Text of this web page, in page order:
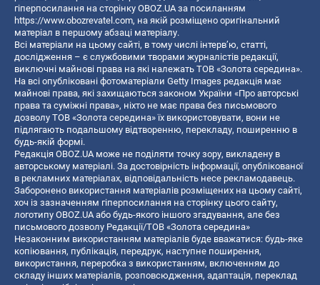
гіперпосилання на сторінку OBOZ.UA за посиланням
https://www.obozrevatel.com, на якій розміщено оригінальний
матеріал в першому абзаці матеріалу.
Всі матеріали на цьому сайті, в тому числі інтерв’ю, статті,
дослідження – є службовими творами журналістів редакції,
виключні майнові права на які належать ТОВ «Золота середина».
На всі опубліковані фотоматеріали Getty Images редакція має
майнові права, які захищаються законом України «Про авторські
права та суміжні права», ніхто не має права без письмового
дозволу ТОВ «Золота середина» їх використовувати, вони не
підлягають подальшому відтворенню, перекладу, поширенню в
будь-якій формі.
Редакція OBOZ.UA може не поділяти точку зору, викладену в
авторському матеріалі. За достовірність інформації, опублікованої
в рекламних матеріалах, відповідальність несе рекламодавець.
Заборонено використання матеріалів розміщених на цьому сайті,
хоч із зазначенням гіперпосилання на сторінку цього сайту,
логотипу OBOZ.UA або будь-якого іншого згадування, але без
письмового дозволу Редакції/ТОВ «Золота середина»
Незаконним використанням матеріалів буде вважатися: будь-яке
копiювання, публiкацiя, передрук, наступне поширення,
використання, переробка з використанням, включенням до
складу інших матеріалів, розповсюдження, адаптація, переклад